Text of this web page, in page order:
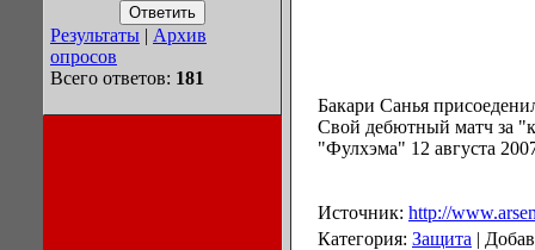
Результаты | Архив
опросов
Всего ответов: 181
Бакари Санья
Свой дебютный матч за
"Фулхэма" 12 августа
Источник: http://
Категория: Защита |